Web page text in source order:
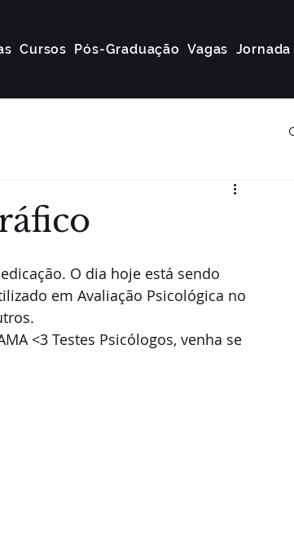
Cursos Pós-Graduação Vagas Jornada
O dia hoje está sendo
em Avaliação Psicológica no
<3 Testes Psicólogos, venha se